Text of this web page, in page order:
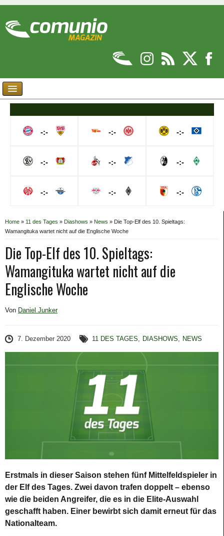
-:-
-:-
-:-
-:-
-:-
-:-
-:-
-:-
-:-
Home » 11 des Tages » Diashows » News » Die Top-Elf des 10. Spieltags:
Wamangituka wartet nicht auf die Englische Woche
Die Top-Elf des 10. Spieltags:
Wamangituka wartet nicht auf die
Englische Woche
Von Daniel Junker
7. Dezember 2020 11 DES TAGES, DIASHOWS, NEWS
Erstmals in dieser Saison stehen fünf Mittelfeldspieler in
der Elf des Tages. Zwei davon trafen doppelt – ebenso
wie die beiden Angreifer, die es in die Elite-Auswahl
geschafft haben. Einer bewirbt sich damit erneut für das
Nationalteam.